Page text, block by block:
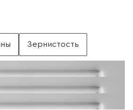
Зернистость